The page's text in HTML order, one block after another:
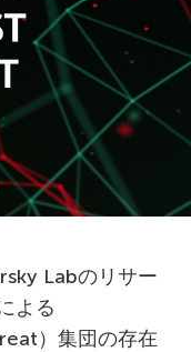
Labのリサー
よる
）集団の存在